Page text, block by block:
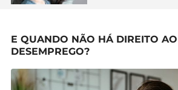
E QUANDO NÃO HÁ DIREITO
DESEMPREGO?